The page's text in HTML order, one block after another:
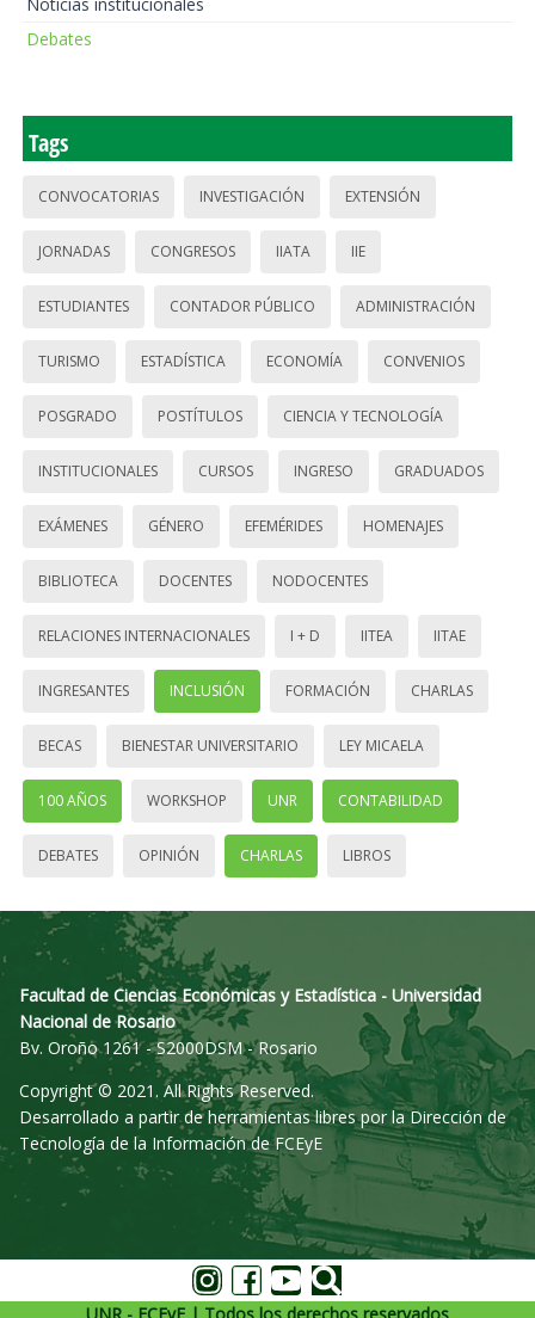
Debates
Tags
CONVOCATORIAS INVESTIGACIÓN EXTENSIÓN
JORNADAS CONGRESOS IIATA IIE
ESTUDIANTES CONTADOR PÚBLICO ADMINISTRACIÓN
TURISMO ESTADÍSTICA ECONOMÍA CONVENIOS
POSGRADO POSTÍTULOS CIENCIA Y TECNOLOGÍA
INSTITUCIONALES CURSOS INGRESO GRADUADOS
EXÁMENES GÉNERO EFEMÉRIDES HOMENAJES
BIBLIOTECA DOCENTES NODOCENTES
RELACIONES INTERNACIONALES I + D IITEA IITAE
INGRESANTES INCLUSIÓN FORMACIÓN CHARLAS
BECAS BIENESTAR UNIVERSITARIO LEY MICAELA
100 AÑOS WORKSHOP UNR CONTABILIDAD
DEBATES OPINIÓN CHARLAS LIBROS
Facultad de Ciencias Económicas y Estadística - Universidad
Nacional de Rosario
Bv. Oroño 1261 - S2000DSM - Rosario
Copyright © 2021. All Rights Reserved.
Desarrollado a partir de herramientas libres por la Dirección de
Tecnología de la Información de FCEyE